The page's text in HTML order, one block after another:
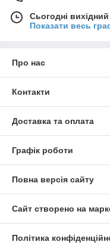
Сьогодні вихідний
Показати весь
Про нас
Контакти
Доставка та оплата
Графік роботи
Повна версія сайту
Сайт створено на
Політика